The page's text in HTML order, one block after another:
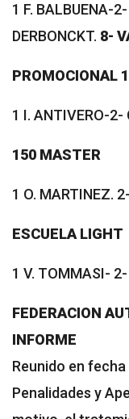
1 F. BALBUENA-
DERBONCKT. 8-
PROMOCIONAL
1 I. ANTIVERO-2-
150 MASTER
1 O. MARTINEZ.
ESCUELA LIGHT
1 V. TOMMASI- 2-
FEDERACION
INFORME
Reunido en
Penalidades y